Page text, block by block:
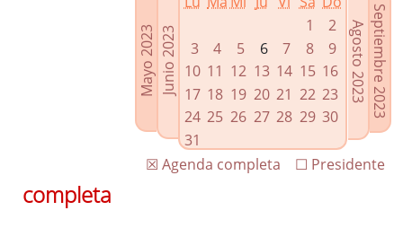
Enlaces relacionados
Agenda de Presidencia
Plenos provinciales y Juntas de gobierno
Oficina de Proyectos Europeos
Mayo 2023Junio 2023
1
2
3
4 5 6 7 8
9
10 11 12 13 14 15 16
17 18 19 20 21 22 23
24 25 26 27 28 29 30
31
Septiembre 2023
Agosto 2023
☐ Presidente
☒ Agenda completa
completa